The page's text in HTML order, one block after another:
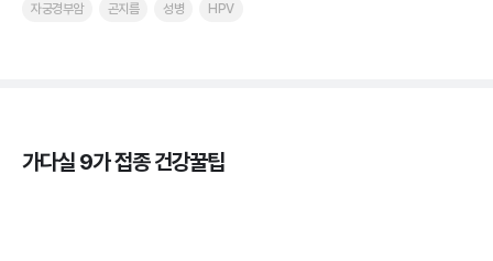
자궁경부암 곤지름 성병 HPV
가다실 9가 접종 건강꿀팁